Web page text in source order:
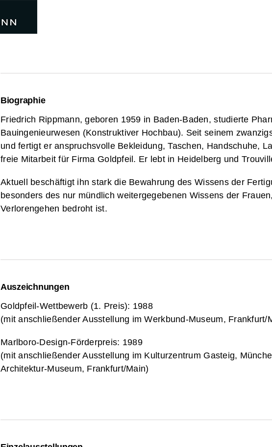
Biographie
Friedrich Rippmann, geboren 1959 in Baden-Baden, studierte
Bauingenieurwesen (Konstruktiver Hochbau). Seit seinem
und fertigt er anspruchsvolle Bekleidung, Taschen, Handschuhe,
freie Mitarbeit für Firma Goldpfeil. Er lebt in Heidelberg und
Aktuell beschäftigt ihn stark die Bewahrung des Wissens der
besonders des nur mündlich weitergegebenen Wissens der
Verlorengehen bedroht ist.
Auszeichnungen
Goldpfeil-Wettbewerb (1. Preis): 1988
(mit anschließender Ausstellung im Werkbund-Museum, Frankfurt/
Marlboro-Design-Förderpreis: 1989
(mit anschließender Ausstellung im Kulturzentrum Gasteig,
Architektur-Museum, Frankfurt/Main)